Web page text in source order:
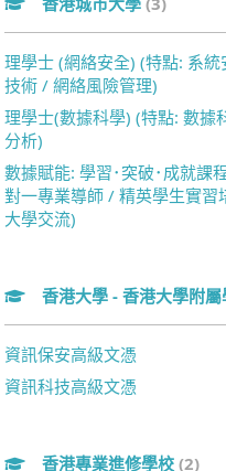
理學士 (網絡安全) (特點: 系
技術 / 網絡風險管理)
理學士(數據科學) (特點: 數
分析)
數據賦能: 學習･突破･成就課
對一專業導師 / 精英學生實
大學交流)
香港大學 - 香港大學附屬
資訊保安高級文憑
資訊科技高級文憑
香港專業進修學校 (2)